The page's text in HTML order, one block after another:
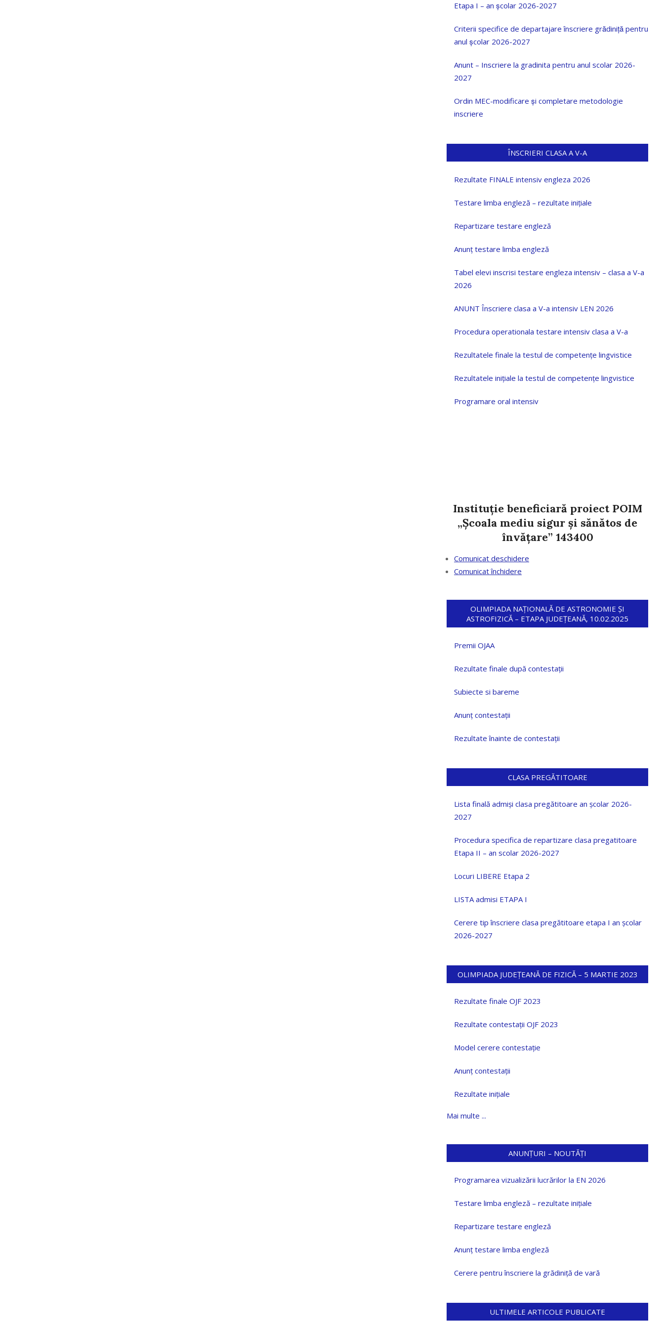
Etapa I – an școlar 2026-2027
Criterii specifice de departajare înscriere grădiniță pentru
anul școlar 2026-2027
Anunt – Inscriere la gradinita pentru anul scolar 2026-
2027
Ordin MEC-modificare și completare metodologie
inscriere
ÎNSCRIERI CLASA A V-A
Rezultate FINALE intensiv engleza 2026
Testare limba engleză – rezultate inițiale
Repartizare testare engleză
Anunț testare limba engleză
Tabel elevi inscrisi testare engleza intensiv – clasa a V-a
2026
ANUNT Înscriere clasa a V-a intensiv LEN 2026
Procedura operationala testare intensiv clasa a V-a
Rezultatele finale la testul de competențe lingvistice
Rezultatele inițiale la testul de competențe lingvistice
Programare oral intensiv
Instituție beneficiară proiect POIM
„Școala mediu sigur și sănătos de
învățare” 143400
Comunicat deschidere
Comunicat închidere
OLIMPIADA NAȚIONALĂ DE ASTRONOMIE ȘI
ASTROFIZICĂ – ETAPA JUDEȚEANĂ, 10.02.2025
Premii OJAA
Rezultate finale după contestații
Subiecte si bareme
Anunț contestații
Rezultate înainte de contestații
CLASA PREGĂTITOARE
Lista finală admiși clasa pregătitoare an școlar 2026-
2027
Procedura specifica de repartizare clasa pregatitoare
Etapa II – an scolar 2026-2027
Locuri LIBERE Etapa 2
LISTA admisi ETAPA I
Cerere tip înscriere clasa pregătitoare etapa I an școlar
2026-2027
OLIMPIADA JUDEȚEANĂ DE FIZICĂ – 5 MARTIE 2023
Rezultate finale OJF 2023
Rezultate contestații OJF 2023
Model cerere contestație
Anunț contestații
Rezultate inițiale
Mai multe ...
ANUNȚURI – NOUTĂȚI
Programarea vizualizării lucrărilor la EN 2026
Testare limba engleză – rezultate inițiale
Repartizare testare engleză
Anunț testare limba engleză
Cerere pentru înscriere la grădiniță de vară
ULTIMELE ARTICOLE PUBLICATE